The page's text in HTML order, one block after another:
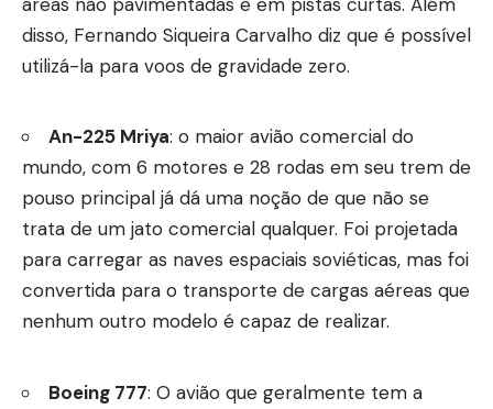
disso, Fernando Siqueira Carvalho diz que é possível
utilizá-la para voos de gravidade zero.
An-225 Mriya: o maior avião comercial do
mundo, com 6 motores e 28 rodas em seu trem de
pouso principal já dá uma noção de que não se
trata de um jato comercial qualquer. Foi projetada
para carregar as naves espaciais soviéticas, mas foi
convertida para o transporte de cargas aéreas que
nenhum outro modelo é capaz de realizar.
Boeing 777: O avião que geralmente tem a